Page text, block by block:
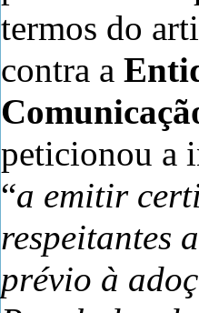
termos do
contra a
peticionou a
“a emitir
respeitantes
prévio à